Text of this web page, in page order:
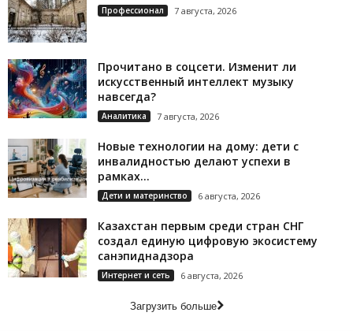
Профессионал 7 августа, 2026
Прочитано в соцсети. Изменит ли
искусственный интеллект музыку
навсегда?
Аналитика 7 августа, 2026
Новые технологии на дому: дети с
инвалидностью делают успехи в
рамках...
Дети и материнство 6 августа, 2026
Казахстан первым среди стран СНГ
создал единую цифровую экосистему
санэпиднадзора
Интернет и сеть 6 августа, 2026
Загрузить больше